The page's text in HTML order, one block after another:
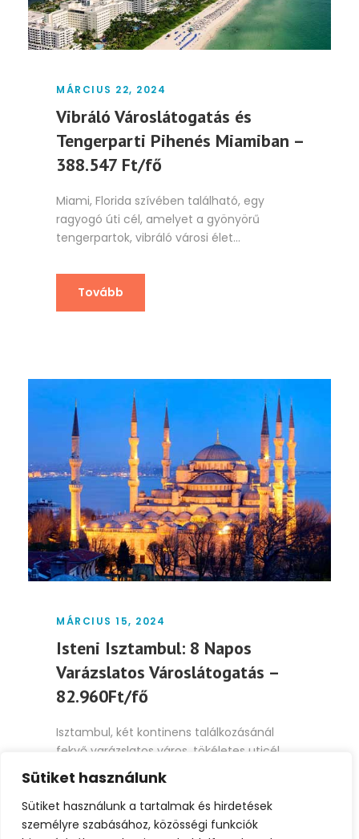
Sütiket használunk
Sütiket használunk a tartalmak és hirdetések
személyre szabásához, közösségi funkciók
MÁRCIUS 22, 2024
Vibráló Városlátogatás és
Tengerparti Pihenés Miamiban –
388.547 Ft/fő
Miami, Florida szívében található, egy
ragyogó úti cél, amelyet a gyönyörű
tengerpartok, vibráló városi élet...
Tovább
MÁRCIUS 15, 2024
Isteni Isztambul: 8 Napos
Varázslatos Városlátogatás –
82.960Ft/fő
Isztambul, két kontinens találkozásánál
fekvő varázslatos város, tökéletes uticél
egy különleges városlátogatáshoz, ahol a
keleti...